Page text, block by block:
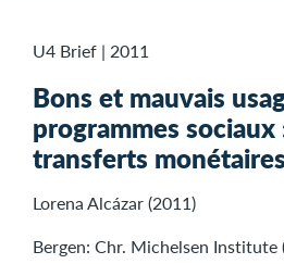
U4 Brief | 2011
Bons et mauvais
programmes sociaux
transferts
Lorena Alcázar (2011)
Bergen: Chr. Michelsen